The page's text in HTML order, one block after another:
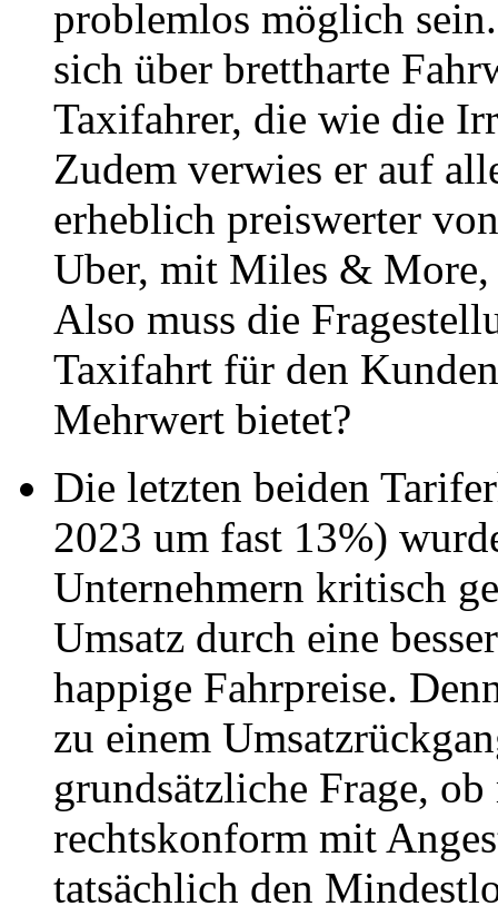
problemlos möglich
sich über brettharte
Taxifahrer, die wie die
Zudem verwies er auf
erheblich preiswerter
Uber, mit Miles & More,
Also muss die
Taxifahrt für den
Mehrwert bietet?
Die letzten beiden
2023 um fast 13%)
Unternehmern kritisch
Umsatz durch eine
happige Fahrpreise.
zu einem
grundsätzliche Frage,
rechtskonform mit
tatsächlich den